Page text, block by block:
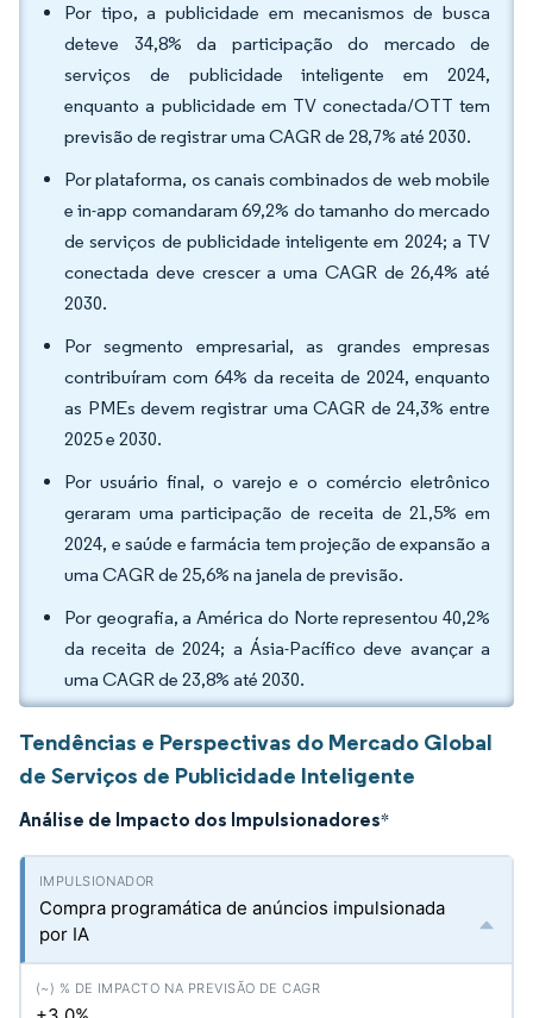
Por tipo, a publicidade em mecanismos de busca
deteve 34,8% da participação do mercado de
serviços de publicidade inteligente em 2024,
enquanto a publicidade em TV conectada/OTT tem
previsão de registrar uma CAGR de 28,7% até 2030.
Por plataforma, os canais combinados de web mobile
e in-app comandaram 69,2% do tamanho do mercado
de serviços de publicidade inteligente em 2024; a TV
conectada deve crescer a uma CAGR de 26,4% até
2030.
Por segmento empresarial, as grandes empresas
contribuíram com 64% da receita de 2024, enquanto
as PMEs devem registrar uma CAGR de 24,3% entre
2025 e 2030.
Por usuário final, o varejo e o comércio eletrônico
geraram uma participação de receita de 21,5% em
2024, e saúde e farmácia tem projeção de expansão a
uma CAGR de 25,6% na janela de previsão.
Por geografia, a América do Norte representou 40,2%
da receita de 2024; a Ásia-Pacífico deve avançar a
uma CAGR de 23,8% até 2030.
Tendências e Perspectivas do Mercado Global
de Serviços de Publicidade Inteligente
Análise de Impacto dos Impulsionadores*
Compra programática de anúncios impulsionada
por IA